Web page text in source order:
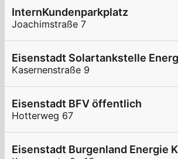
InternKundenparkplatz
Joachimstraße 7
Eisenstadt Solartankstelle
Kasernenstraße 9
Eisenstadt BFV öffentlich
Hotterweg 67
Eisenstadt Burgenland Energie